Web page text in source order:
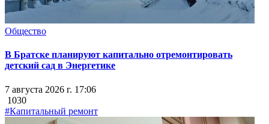
Общество
В Братске планируют капитально отремонтировать
детский сад в Энергетике
7 августа 2026 г. 17:06
1030
#Капитальный ремонт